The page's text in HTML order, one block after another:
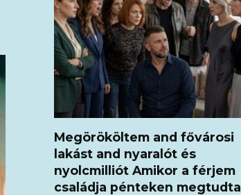
Megörököltem and fővárosi
lakást and nyaralót és
nyolcmilliót Amikor a férjem
családja pénteken megtudta